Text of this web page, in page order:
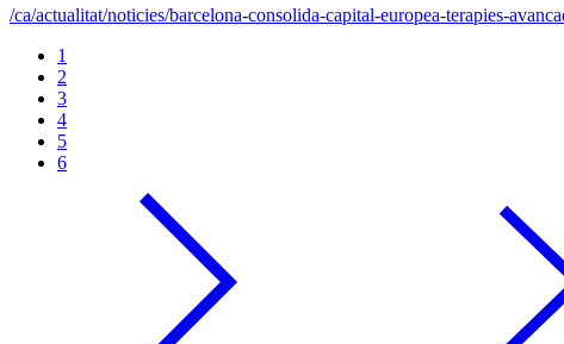
/ca/actualitat/noticies/barcelona-consolida-capital-europea-terapies-
1
2
3
4
5
6